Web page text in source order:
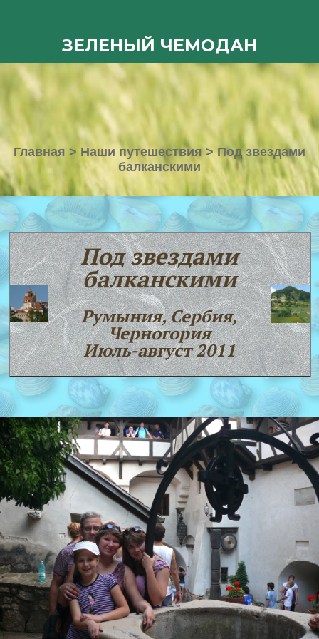
ЗЕЛЕНЫЙ ЧЕМОДАН
Главная > Наши путешествия >Под звездами
балканскими
Под звездами
балканскими
Румыния, Сербия,
Черногория
Июль-август 2011